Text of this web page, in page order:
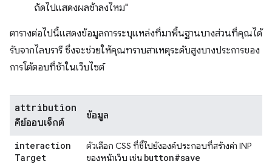
ถัดไปแสดงผลช้าลงไหม"
ตารางต่อไปนี้แสดงข้อมูลการระบุแหล่งที่มาพื้นฐานบางส่วนที่คุณได้
รับจากไลบรารี ซึ่งจะช่วยให้คุณทราบสาเหตุระดับสูงบางประการของ
การโต้ตอบที่ช้าในเว็บไซต์
attribution
คีย์ออบเจ็กต์
ข้อมูล
interaction
Target
ตัวเลือก CSS ที่ชี้ไปยังองค์ประกอบที่สร้างค่า INP
ของหน้าเว็บ เช่น button#save